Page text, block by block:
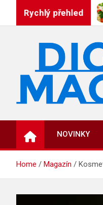
Rychlý přehled
Už
NOVINKY
Home Magazín